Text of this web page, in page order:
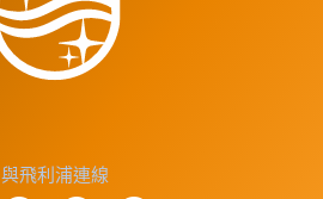
與飛利浦連線